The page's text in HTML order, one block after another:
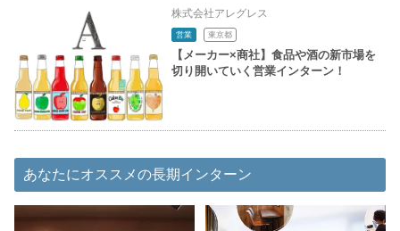
株式会社アレグレス
営業 東京都
【メーカー×商社】食品や酒の新市場を
切り開いていく営業インターン！
あなたにオススメの長期インターン